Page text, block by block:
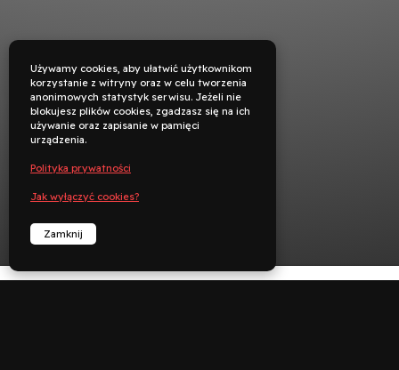
Używamy cookies, aby ułatwić użytkownikom
korzystanie z witryny oraz w celu tworzenia
anonimowych statystyk serwisu. Jeżeli nie
blokujesz plików cookies, zgadzasz się na ich
używanie oraz zapisanie w pamięci
urządzenia.
Polityka prywatności
Jak wyłączyć cookies?
Zamknij